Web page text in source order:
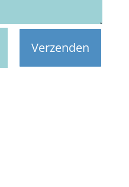
Verzenden